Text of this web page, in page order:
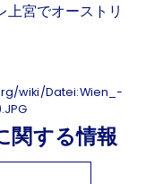
上宮でオーストリ
wiki/Datei:Wien_-
関する情報